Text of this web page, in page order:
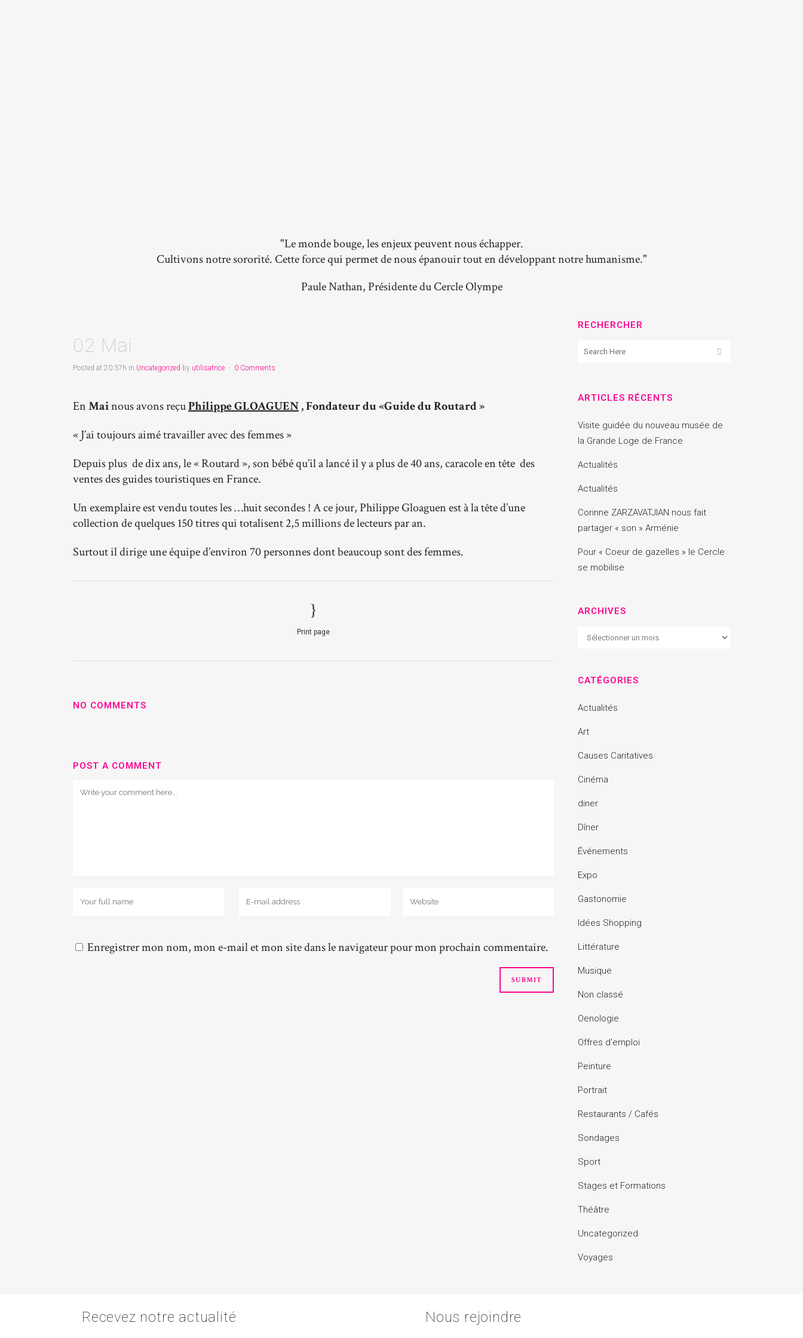
"Le monde bouge, les enjeux peuvent nous échapper.
Cultivons notre sororité. Cette force qui permet de nous épanouir tout en développant notre humanisme."
Paule Nathan, Présidente du Cercle Olympe
02 Mai
Posted at 20:37h in Uncategorized by utilisatrice 0 Comments
EnMainous avons reçuPhilippe GLOAGUEN, Fondateur du «Guide du Routard »
« J’ai toujours aimé travailler avec des femmes »
Depuis plus de dix ans, le « Routard », son bébé qu’il a lancé il y a plus de 40 ans, caracole en tête des
ventes des guides touristiques en France.
Un exemplaire est vendu toutes les …huit secondes ! A ce jour, Philippe Gloaguen est à la tête d’une
collection de quelques 150 titres qui totalisent 2,5 millions de lecteurs par an.
Surtout il dirige une équipe d’environ 70 personnes dont beaucoup sont des femmes.
Print page
NO COMMENTS
POST A COMMENT
Enregistrer mon nom, mon e-mail et mon site dans le navigateur pour mon prochain commentaire.
RECHERCHER
ARTICLES RÉCENTS
Visite guidée du nouveau musée de
la Grande Loge de France
Actualités
Actualités
Corinne ZARZAVATJIAN nous fait
partager « son » Arménie
Pour « Coeur de gazelles » le Cercle
se mobilise
ARCHIVES
Archives
CATÉGORIES
Actualités
Art
Causes Caritatives
Cinéma
diner
Dîner
Événements
Expo
Gastonomie
Idées Shopping
Littérature
Musique
Non classé
Oenologie
Offres d'emploi
Peinture
Portrait
Restaurants / Cafés
Sondages
Sport
Stages et Formations
Théâtre
Uncategorized
Voyages
Recevez notre actualité Nous rejoindre